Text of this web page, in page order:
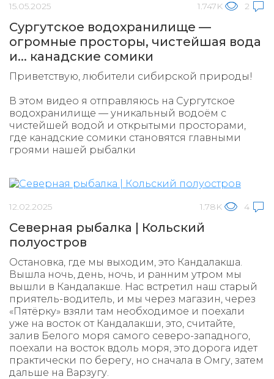
15.05.2025 1.747K 2
Сургутское водохранилище —
огромные просторы, чистейшая вода
и... канадские сомики
Приветствую, любители сибирской природы!
В этом видео я отправляюсь на Сургутское
водохранилище — уникальный водоём с
чистейшей водой и открытыми просторами,
где канадские сомики становятся главными
гроями нашей рыбалки
12.02.2025 1.78K 4
Северная рыбалка | Кольский
полуостров
Остановка, где мы выходим, это Кандалакша.
Вышла ночь, день, ночь, и ранним утром мы
вышли в Кандалакше. Нас встретил наш старый
приятель-водитель, и мы через магазин, через
«Пятёрку» взяли там необходимое и поехали
уже на восток от Кандалакши, это, считайте,
залив Белого моря самого северо-западного,
поехали на восток вдоль моря, это дорога идет
практически по берегу, но сначала в Омгу, затем
дальше на Варзугу.